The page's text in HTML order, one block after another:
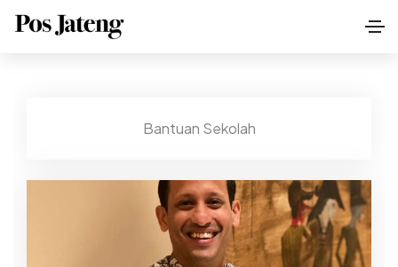
Bantuan Sekolah